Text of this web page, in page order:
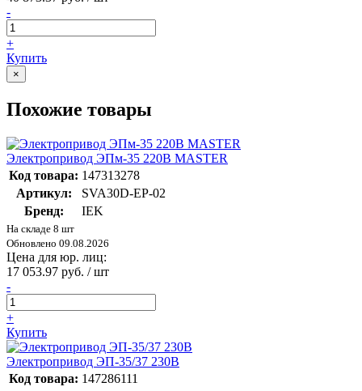
-
+
Купить
×
Похожие товары
Электропривод ЭПм-35 220В MASTER
Код товара: 147313278
Артикул:
SVA30D-EP-02
Бренд:
IEK
На складе 8 шт
Обновлено 09.08.2026
Цена для юр. лиц:
17 053.97 руб. / шт
-
+
Купить
Электропривод ЭП-35/37 230В
Код товара: 147286111